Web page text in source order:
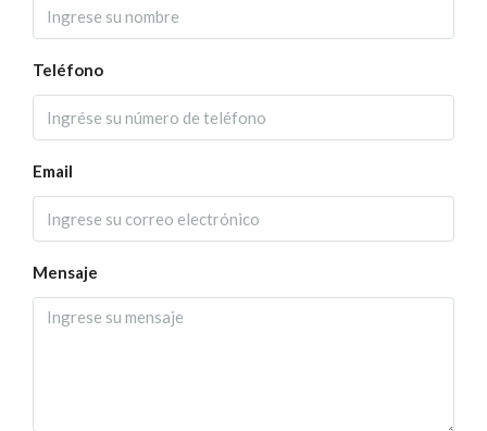
Teléfono
Email
Mensaje